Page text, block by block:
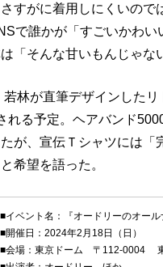
すがに着用しにくいの
で誰かが「すごいかわ
「そんな甘いもんじゃな
林が直筆デザインした
れる予定。ヘアバンド
が、宣伝Ｔシャツには「
希望を語った。
■イベント名：『オードリーのオール
■開催日：2024年2月18日（日）
■会場：東京ドーム 〒112-0004 東